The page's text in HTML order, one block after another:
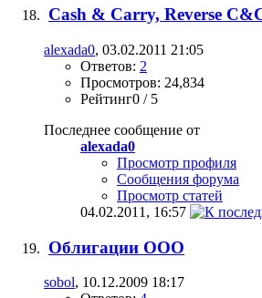
Cash & Carry, Reverse
alexada0, 03.02.2011 21:05
Ответов: 2
Просмотров: 24,834
Рейтинг0 / 5
Последнее сообщение от
alexada0
Просмотр профиля
Сообщения форума
Просмотр статей
04.02.2011, 16:57
Облигации ООО
sobol, 10.12.2009 18:17